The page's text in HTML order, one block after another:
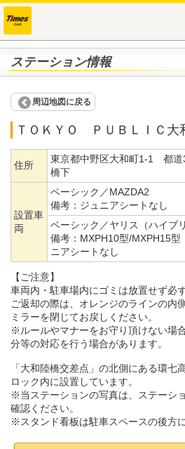
ステーション情報
周辺地図に戻る
ＴＯＫＹＯ ＰＵＢＬＩＣ大
住所
東京都中野区大和町1-1 都道
橋下
設置車
両
ベーシック／MAZDA2
備考： ジュニアシートなし
ベーシック／ヤリス（ハイブ
備考： MXPH10型/MXPH15型
ニアシートなし
【ご注意】
車両内・駐車場内にゴミは放置せず必
ご返却の際は、オレンジのラインの内
ミラーを閉じてお戻しください。
※ルールやマナーをお守り頂けない場
分等の対応を行う場合があります。
「大和陸橋交差点」の北側にある環七
ロック内に設置しています。
※当ステーションの写真は、ステーシ
確認ください。
※スタンド看板は駐車スペースの後方